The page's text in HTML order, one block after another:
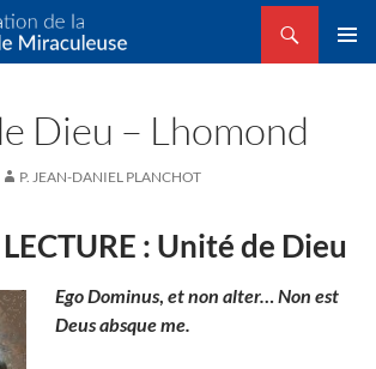
Médaille Miraculeuse
Dieu – Lhomond
P. JEAN-DANIEL PLANCHOT
: Unité de Dieu
Ego Dominus, et non alter… Non est
Deus absque me.